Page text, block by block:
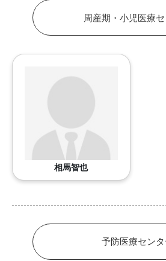
周産期・小児医療
相馬智也
予防医療セン